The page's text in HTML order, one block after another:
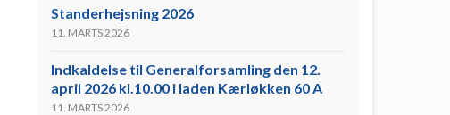
Standerhejsning 2026
11. MARTS 2026
Indkaldelse til Generalforsamling den 12.
april 2026 kl.10.00 i laden Kærløkken 60 A
11. MARTS 2026